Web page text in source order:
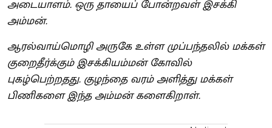
அடையாளம். ஒரு தாயைப் போன்றவள் இசக்கி
அம்மன்.
ஆரல்வாய்மொழி அருகே உள்ள முப்பந்தலில் மக்கள்
குறைதீர்க்கும் இசக்கியம்மன் கோவில்
புகழ்பெற்றதது. குழந்தை வரம் அளித்து மக்கள்
பிணிகளை இந்த அம்மன் களைகிறாள்.